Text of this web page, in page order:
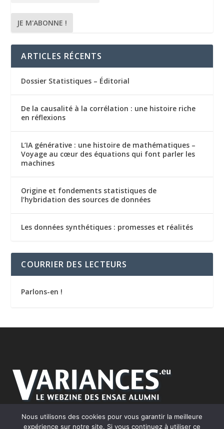
ARTICLES RÉCENTS
Dossier Statistiques – Éditorial
De la causalité à la corrélation : une histoire riche
en réflexions
L’IA générative : une histoire de mathématiques –
Voyage au cœur des équations qui font parler les
machines
Origine et fondements statistiques de
l’hybridation des sources de données
Les données synthétiques : promesses et réalités
COURRIER DES LECTEURS
Parlons-en !
Nous utilisons des cookies pour vous garantir la meilleure
expérience sur notre site. Si vous continuez à utiliser ce